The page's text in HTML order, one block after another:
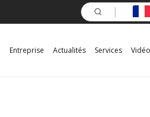
Entreprise Actualités Services Vidéo